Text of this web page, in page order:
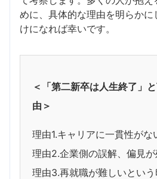
めに、具体的な理由を明らかに
けになれば幸いです。
＜「第二新卒は人生終了」
由＞
理由1.キャリアに一貫性がな
理由2.企業側の誤解、偏見
理由3.再就職が難しいとい